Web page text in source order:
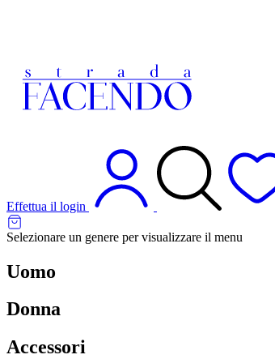
Effettua il login
Selezionare un genere per visualizzare il menu
Uomo
Donna
Accessori